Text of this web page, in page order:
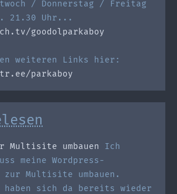
/ Donnerstag / Freitag
21.30 Uhr...
goodolparkaboy
weiteren Links hier:
parkaboy
Multisite umbauen
Ich
meine Wordpress-
Multisite umbauen.
sich da bereits wieder